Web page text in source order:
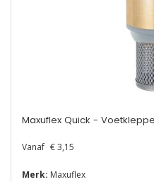
Maxuflex Quick -
Vanaf € 3,15
Merk: Maxuflex